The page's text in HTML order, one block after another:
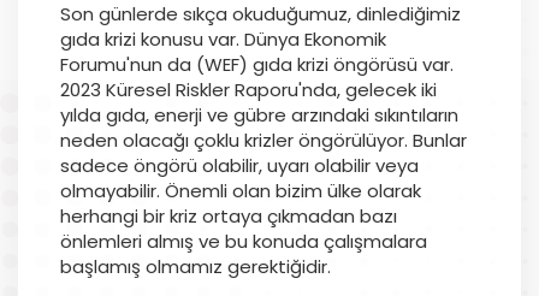
Son günlerde sıkça okuduğumuz, dinlediğimiz
gıda krizi konusu var. Dünya Ekonomik
Forumu'nun da (WEF) gıda krizi öngörüsü var.
2023 Küresel Riskler Raporu'nda, gelecek iki
yılda gıda, enerji ve gübre arzındaki sıkıntıların
neden olacağı çoklu krizler öngörülüyor. Bunlar
sadece öngörü olabilir, uyarı olabilir veya
olmayabilir. Önemli olan bizim ülke olarak
herhangi bir kriz ortaya çıkmadan bazı
önlemleri almış ve bu konuda çalışmalara
başlamış olmamız gerektiğidir.